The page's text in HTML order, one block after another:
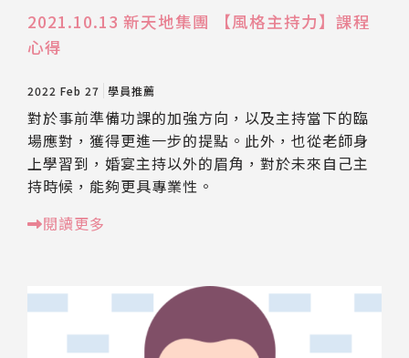
2021.10.13 新天地集團 【風格主持力】課程
心得
2022 Feb 27 學員推薦
對於事前準備功課的加強方向，以及主持當下的臨
場應對，獲得更進一步的提點。此外，也從老師身
上學習到，婚宴主持以外的眉角，對於未來自己主
持時候，能夠更具專業性。
閱讀更多